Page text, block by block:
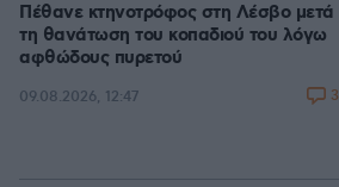
Πέθανε κτηνοτρόφος στη Λέσβο μετά
τη θανάτωση του κοπαδιού του λόγω
αφθώδους πυρετού
09.08.2026, 12:47 3